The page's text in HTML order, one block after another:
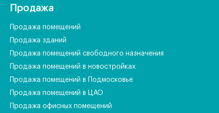
Продажа
Продажа помещений
Продажа зданий
Продажа помещений свободного назначения
Продажа помещений в новостройках
Продажа помещений в Подмосковье
Продажа помещений в ЦАО
Продажа офисных помещений